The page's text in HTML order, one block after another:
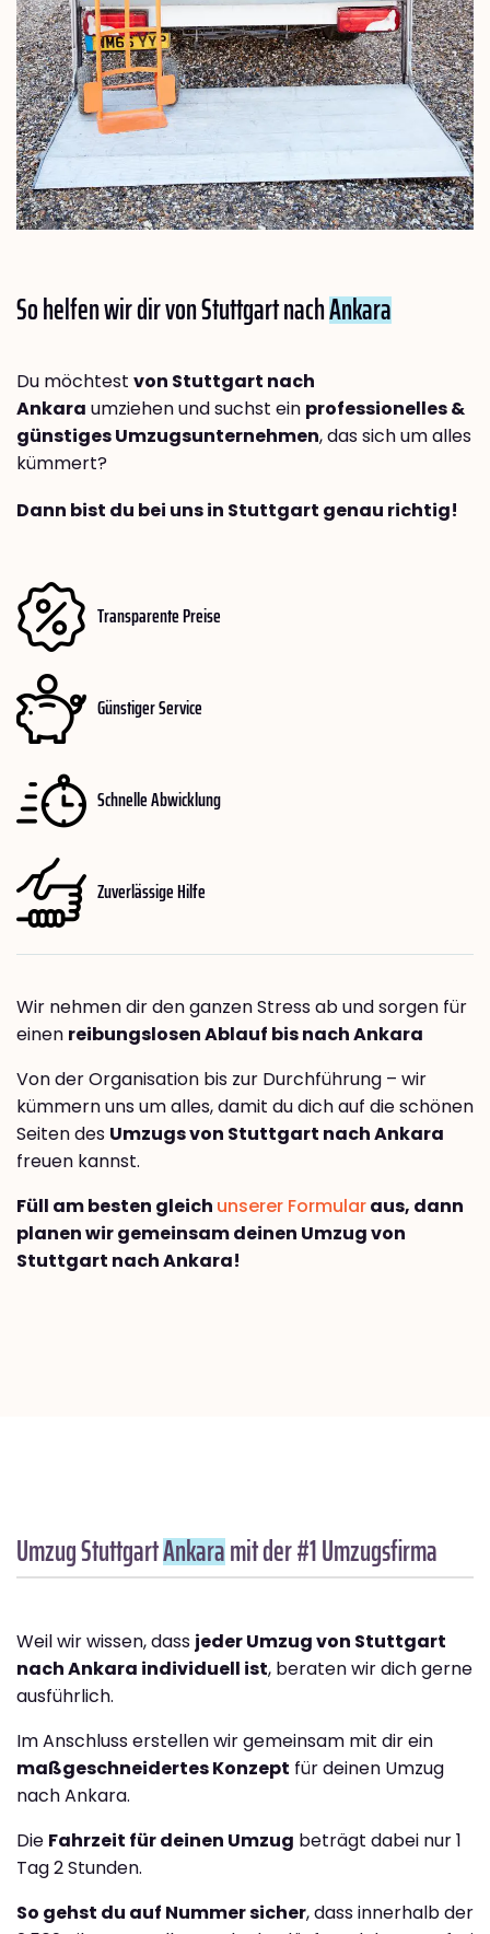
So helfen wir dir von Stuttgart nachAnkara
Du möchtest von Stuttgart nach
Ankara umziehen und suchst ein professionelles &
günstiges Umzugsunternehmen, das sich um alles
kümmert?
Dann bist du bei uns in Stuttgart genau richtig!
Transparente Preise
Günstiger Service
Schnelle Abwicklung
Zuverlässige Hilfe
Wir nehmen dir den ganzen Stress ab und sorgen für
einen reibungslosen Ablauf bis nach Ankara
Von der Organisation bis zur Durchführung – wir
kümmern uns um alles, damit du dich auf die schönen
Seiten des Umzugs von Stuttgart nach Ankara
freuen kannst.
Füll am besten gleich unserer Formularaus, dann
planen wir gemeinsam deinen Umzug von
Stuttgart nach Ankara!
Umzug StuttgartAnkaramit der #1 Umzugsfirma
Weil wir wissen, dass jeder Umzug von Stuttgart
nach Ankara individuell ist, beraten wir dich gerne
ausführlich.
Im Anschluss erstellen wir gemeinsam mit dir ein
maßgeschneidertes Konzept für deinen Umzug
nach Ankara.
Die Fahrzeit für deinen Umzug beträgt dabei nur 1
Tag 2 Stunden.
So gehst du auf Nummer sicher, dass innerhalb der